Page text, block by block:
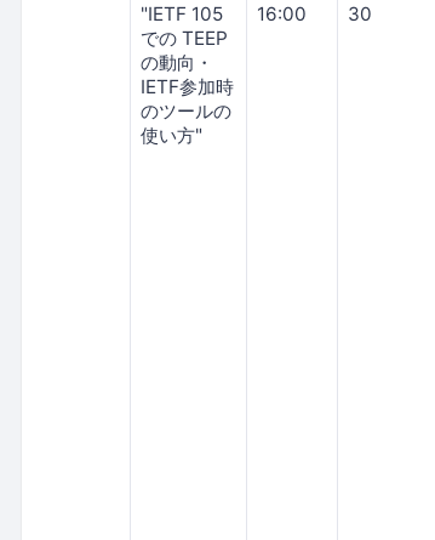
"IETF 105
での TEEP
の動向・
IETF参加時
のツールの
使い方"
16:00 30